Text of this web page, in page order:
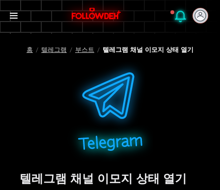
홈 / 텔레그램 / 부스트 / 텔레그램 채널 이모지 상태 열기
텔레그램 채널 이모지 상태 열기